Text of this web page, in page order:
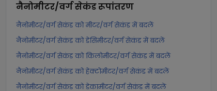
नैनोमीटर/वर्ग सेकंडरूपांतरण
नैनोमीटर/वर्ग सेकंड को मीटर/वर्ग सेकंड में बदलें
नैनोमीटर/वर्ग सेकंड को डेसिमीटर/वर्ग सेकंड में बदलें
नैनोमीटर/वर्ग सेकंड को किलोमीटर/वर्ग सेकंड में बदलें
नैनोमीटर/वर्ग सेकंड को हेक्टोमीटर/वर्ग सेकंड में बदलें
नैनोमीटर/वर्ग सेकंड को डेकामीटर/वर्ग सेकंड में बदलें